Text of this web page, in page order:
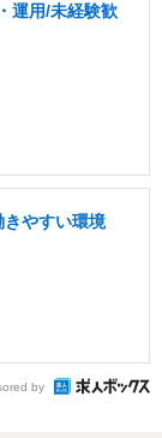
運用/未経験歓
やすい環境
by